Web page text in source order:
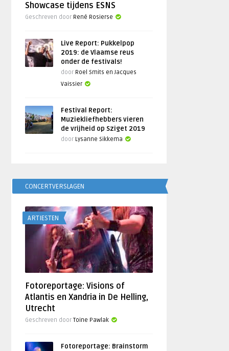
Showcase tijdens ESNS
Geschreven door René Rosierse
Live Report: Pukkelpop
2019: de Vlaamse reus
onder de festivals!
door Roel Smits en Jacques
Vaissier
Festival Report:
Muziekliefhebbers vieren
de vrijheid op Sziget 2019
door Lysanne Sikkema
CONCERTVERSLAGEN
ARTIESTEN
Fotoreportage: Visions of
Atlantis en Xandria in De Helling,
Utrecht
Geschreven doorToine Pawlak
Fotoreportage: Brainstorm